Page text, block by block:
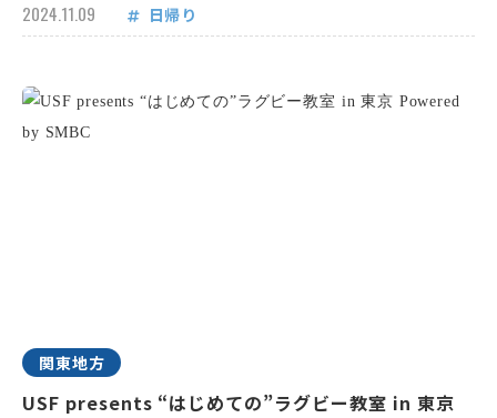
2024.11.09 日帰り
関東地方
USF presents “はじめての”ラグビー教室 in 東京